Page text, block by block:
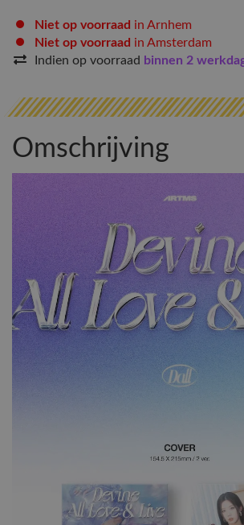
Niet op voorraad in Arnhem
Niet op voorraad in Amsterdam
Indien op voorraad binnen 2
Omschrijving